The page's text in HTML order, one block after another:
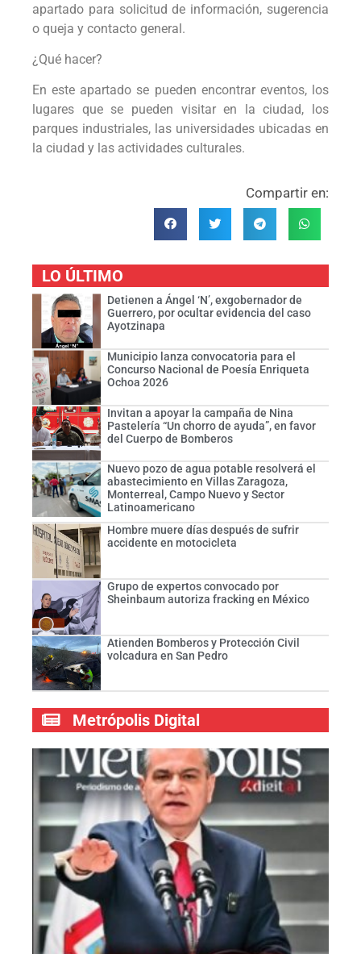
apartado para solicitud de información, sugerencia
o queja y contacto general.
¿Qué hacer?
En este apartado se pueden encontrar eventos, los
lugares que se pueden visitar en la ciudad, los
parques industriales, las universidades ubicadas en
la ciudad y las actividades culturales.
Compartir en:
LO ÚLTIMO
Detienen a Ángel ‘N’, exgobernador de
Guerrero, por ocultar evidencia del caso
Ayotzinapa
Municipio lanza convocatoria para el
Concurso Nacional de Poesía Enriqueta
Ochoa 2026
Invitan a apoyar la campaña de Nina
Pastelería “Un chorro de ayuda”, en favor
del Cuerpo de Bomberos
Nuevo pozo de agua potable resolverá el
abastecimiento en Villas Zaragoza,
Monterreal, Campo Nuevo y Sector
Latinoamericano
Hombre muere días después de sufrir
accidente en motocicleta
Grupo de expertos convocado por
Sheinbaum autoriza fracking en México
Atienden Bomberos y Protección Civil
volcadura en San Pedro
Metrópolis Digital